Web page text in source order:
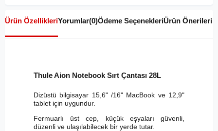
Ürün ÖzellikleriYorumlar(0)Ödeme SeçenekleriÜrün Önerileri
Thule Aion Notebook Sırt Çantası 28L
Dizüstü bilgisayar 15,6" /16" MacBook ve 12,9"
tablet için uygundur.
Fermuarlı üst cep, küçük eşyaları güvenli,
düzenli ve ulaşılabilecek bir yerde tutar.